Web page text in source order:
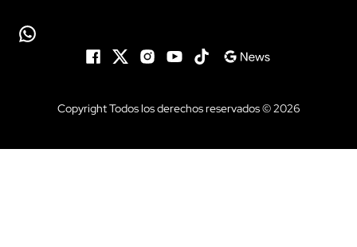
Copyright Todos los derechos reservados © 2026